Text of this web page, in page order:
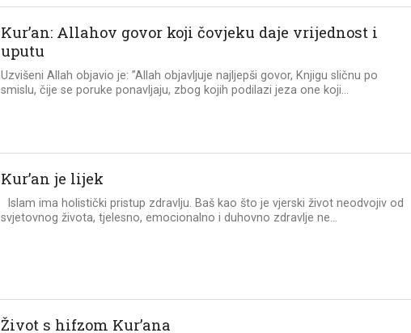
Kur’an: Allahov govor koji čovjeku daje vrijednost i
uputu
Uzvišeni Allah objavio je: ”Allah objavljuje najljepši govor, Knjigu sličnu po
smislu, čije se poruke ponavljaju, zbog kojih podilazi jeza one koji...
Kur’an je lijek
Islam ima holistički pristup zdravlju. Baš kao što je vjerski život neodvojiv od
svjetovnog života, tjelesno, emocionalno i duhovno zdravlje ne...
Život s hifzom Kur’ana